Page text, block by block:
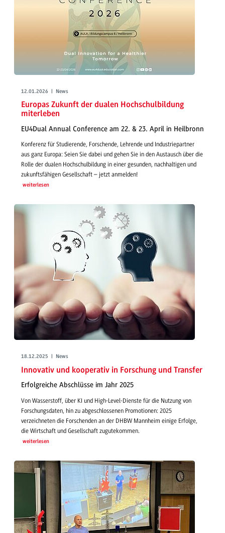
12.01.2026 | News
Europas Zukunft der dualen Hochschulbildung
miterleben
EU4Dual Annual Conference am 22. & 23. April in Heilbronn
Konferenz für Studierende, Forschende, Lehrende und Industriepartner
aus ganz Europa: Seien Sie dabei und gehen Sie in den Austausch über die
Rolle der dualen Hochschulbildung in einer gesunden, nachhaltigen und
zukunftsfähigen Gesellschaft – jetzt anmelden!
weiterlesen
18.12.2025 | News
Innovativ und kooperativ in Forschung und Transfer
Erfolgreiche Abschlüsse im Jahr 2025
Von Wasserstoff, über KI und High-Level-Dienste für die Nutzung von
Forschungsdaten, hin zu abgeschlossenen Promotionen: 2025
verzeichneten die Forschenden an der DHBW Mannheim einige Erfolge,
die Wirtschaft und Gesellschaft zugutekommen.
weiterlesen